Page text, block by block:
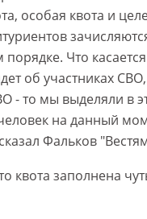
особая квота и
Что
об участниках
- то мы выделяли в
на данный
Фальков
квота заполнена